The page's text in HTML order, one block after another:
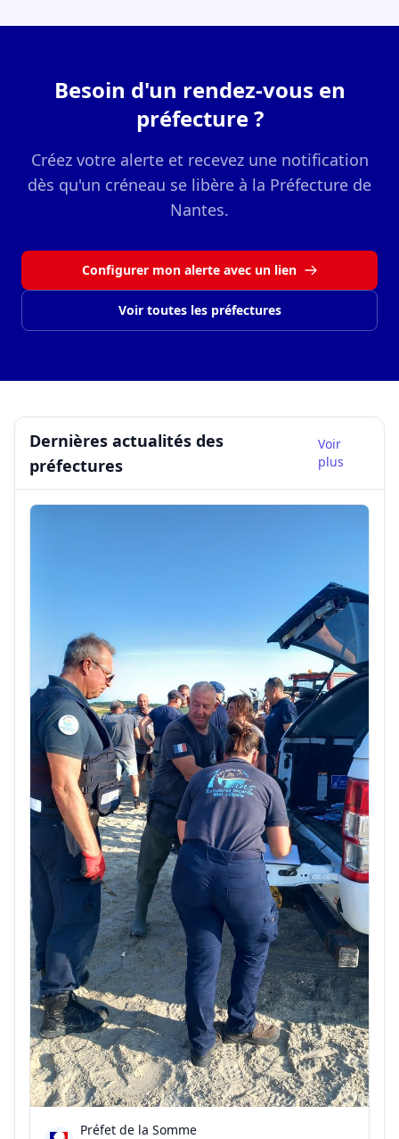
Besoin d'un rendez-vous en
préfecture ?
Créez votre alerte et recevez une notification
dès qu'un créneau se libère à la Préfecture de
Nantes.
Configurer mon alerte avec un lien
Voir toutes les préfectures
Dernières actualités des
préfectures
Voir
plus
Préfet de la Somme